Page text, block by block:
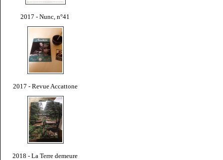
2017 - Nunc, n°41
2017 - Revue Accattone
2018 - La Terre demeure